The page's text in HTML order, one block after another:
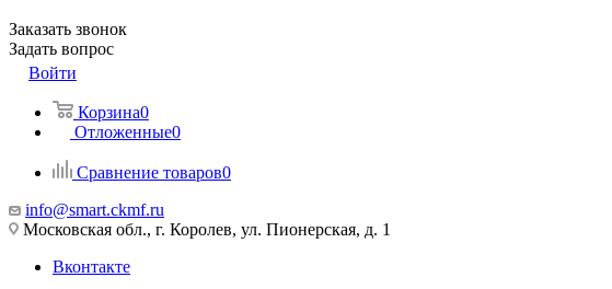
Заказать звонок
Задать вопрос
Войти
Корзина0
Отложенные0
Сравнение товаров0
info@smart.ckmf.ru
Московская обл., г. Королев, ул. Пионерская, д. 1
Вконтакте